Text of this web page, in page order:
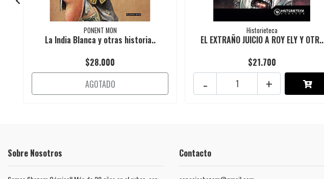
PONENT MON
La India Blanca y otras historia..
$28.000
AGOTADO
Historieteca
EL EXTRAÑO JUICIO A ROY ELY Y OTR..
$21.700
+
-
Sobre Nosotros Contacto